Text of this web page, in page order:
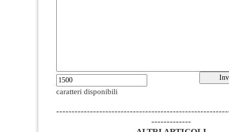
caratteri disponibili
-------------